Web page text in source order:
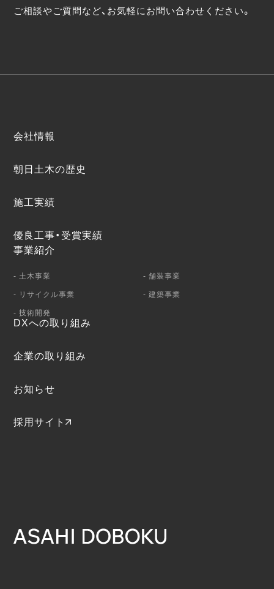
ご相談やご質問など、お気軽にお問い合わせください。
会社情報
朝日土木の歴史
施工実績
優良工事・受賞実績
事業紹介
- 土木事業 - 舗装事業
- リサイクル事業 - 建築事業
- 技術開発
DXへの取り組み
企業の取り組み
お知らせ
採用サイト